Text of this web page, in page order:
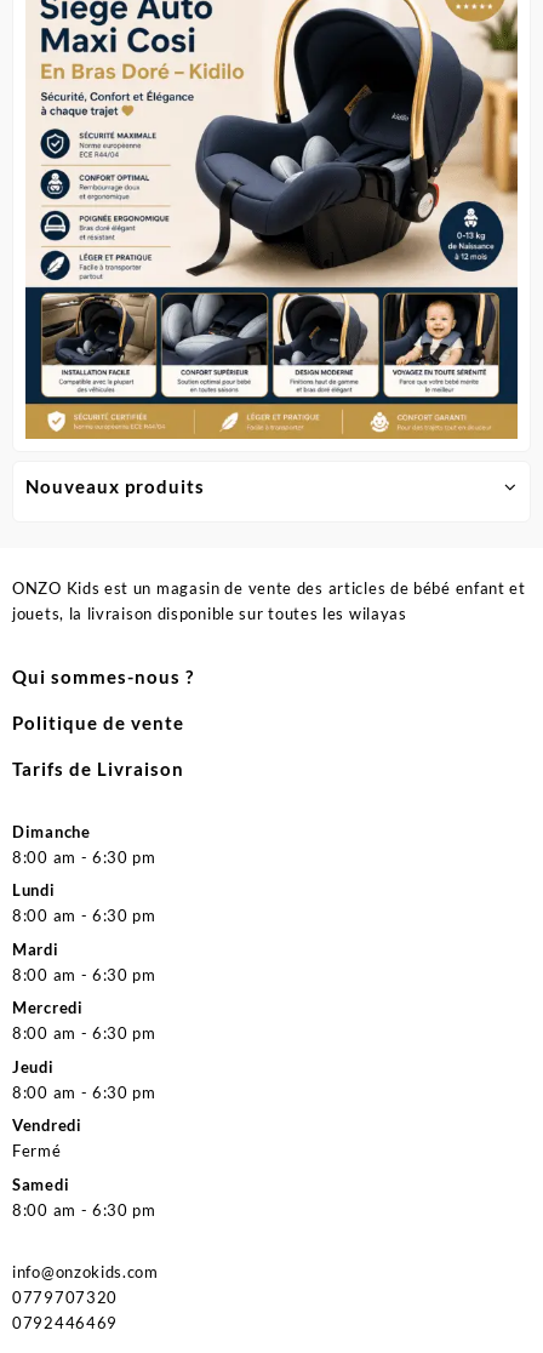
Nouveaux produits
ONZO Kids est un magasin de vente des articles de bébé enfant et
jouets, la livraison disponible sur toutes les wilayas
Qui sommes-nous ?
Politique de vente
Tarifs de Livraison
Dimanche
8:00 am - 6:30 pm
Lundi
8:00 am - 6:30 pm
Mardi
8:00 am - 6:30 pm
Mercredi
8:00 am - 6:30 pm
Jeudi
8:00 am - 6:30 pm
Vendredi
Fermé
Samedi
8:00 am - 6:30 pm
info@onzokids.com
0779707320
0792446469